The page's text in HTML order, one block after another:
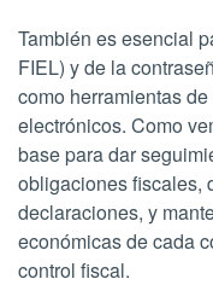
También es esencial
FIEL) y de la
como herramientas
electrónicos. Como
base para dar
obligaciones fiscales,
declaraciones, y
económicas de cada
control fiscal.